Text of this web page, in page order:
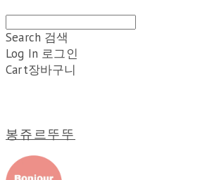
Search 검색
Log In 로그인
Cart장바구니
봉쥬르뚜뚜